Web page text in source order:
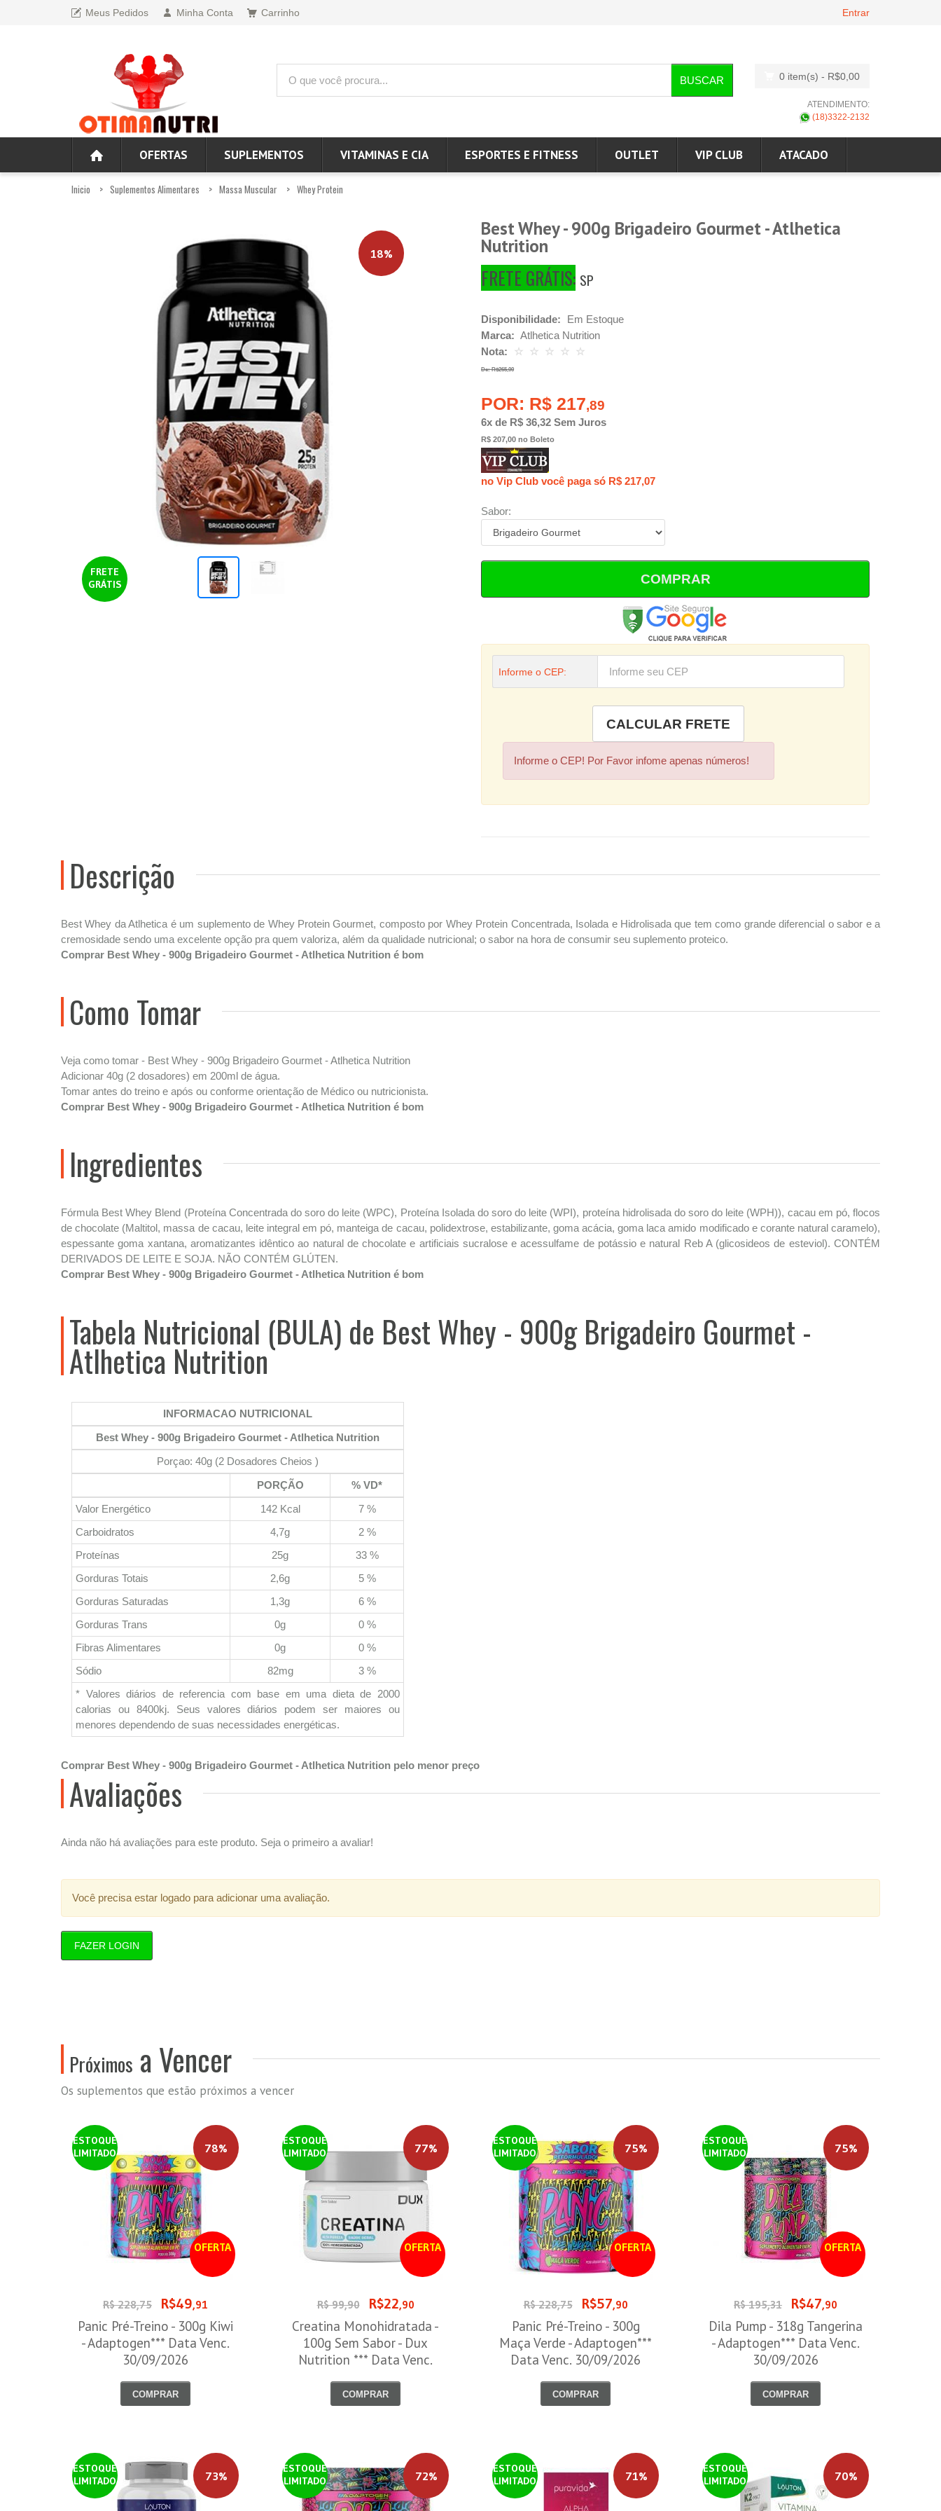
Meus Pedidos Minha Conta Carrinho Entrar
BUSCAR 0 item(s) - R$0,00
ATENDIMENTO:
(18)3322-2132
OFERTAS SUPLEMENTOS VITAMINAS E CIA ESPORTES E FITNESS OUTLET VIP CLUB ATACADO
Inicio Suplementos Alimentares Massa Muscular Whey Protein
18%
FRETE
GRÁTIS
Best Whey - 900g Brigadeiro Gourmet - Atlhetica
Nutrition
FRETE GRÁTIS: SP
Disponibilidade:
Em Estoque
Marca: Atlhetica Nutrition
Nota:
☆ ☆ ☆ ☆ ☆
De: R$265,00
POR: R$ 217,89
6x de R$ 36,32 Sem Juros
R$ 207,00 no Boleto
no Vip Club você paga só R$ 217,07
Sabor:
COMPRAR
Informe o CEP:
Informe o CEP! Por Favor infome apenas números!
Descrição
Best Whey da Atlhetica é um suplemento de Whey Protein Gourmet, composto por Whey Protein Concentrada, Isolada e Hidrolisada que tem como grande diferencial o sabor e a
cremosidade sendo uma excelente opção pra quem valoriza, além da qualidade nutricional; o sabor na hora de consumir seu suplemento proteico.
Comprar Best Whey - 900g Brigadeiro Gourmet - Atlhetica Nutrition é bom
Como Tomar
Veja como tomar - Best Whey - 900g Brigadeiro Gourmet - Atlhetica Nutrition
Adicionar 40g (2 dosadores) em 200ml de água.
Tomar antes do treino e após ou conforme orientação de Médico ou nutricionista.
Comprar Best Whey - 900g Brigadeiro Gourmet - Atlhetica Nutrition é bom
Ingredientes
Fórmula Best Whey Blend (Proteína Concentrada do soro do leite (WPC), Proteína Isolada do soro do leite (WPI), proteína hidrolisada do soro do leite (WPH)), cacau em pó, flocos
de chocolate (Maltitol, massa de cacau, leite integral em pó, manteiga de cacau, polidextrose, estabilizante, goma acácia, goma laca amido modificado e corante natural caramelo),
espessante goma xantana, aromatizantes idêntico ao natural de chocolate e artificiais sucralose e acessulfame de potássio e natural Reb A (glicosideos de esteviol). CONTÉM
DERIVADOS DE LEITE E SOJA. NÃO CONTÉM GLÚTEN.
Comprar Best Whey - 900g Brigadeiro Gourmet - Atlhetica Nutrition é bom
Tabela Nutricional (BULA) de Best Whey - 900g Brigadeiro Gourmet -
Atlhetica Nutrition
INFORMACAO NUTRICIONAL
Best Whey - 900g Brigadeiro Gourmet - Atlhetica Nutrition
Porçao: 40g (2 Dosadores Cheios )
PORÇÃO
% VD*
Valor Energético
142 Kcal
7 %
Carboidratos
4,7g
2 %
Proteínas
25g
33 %
Gorduras Totais
2,6g
5 %
Gorduras Saturadas
1,3g
6 %
Gorduras Trans
0g
0 %
Fibras Alimentares
0g
0 %
Sódio
82mg
3 %
* Valores diários de referencia com base em uma dieta de 2000
calorias ou 8400kj. Seus valores diários podem ser maiores ou
menores dependendo de suas necessidades energéticas.
Comprar Best Whey - 900g Brigadeiro Gourmet - Atlhetica Nutrition pelo menor preço
Avaliações
Ainda não há avaliações para este produto. Seja o primeiro a avaliar!
Você precisa estar logado para adicionar uma avaliação.
FAZER LOGIN
Próximos a Vencer
Os suplementos que estão próximos a vencer
ESTOQUE
LIMITADO
OFERTA
78%
R$ 228,75 R$49,91
Panic Pré-Treino - 300g Kiwi
- Adaptogen*** Data Venc.
30/09/2026
COMPRAR
ESTOQUE
LIMITADO
OFERTA
77%
R$ 99,90 R$22,90
Creatina Monohidratada -
100g Sem Sabor - Dux
Nutrition *** Data Venc.
COMPRAR
ESTOQUE
LIMITADO
OFERTA
75%
R$ 228,75 R$57,90
Panic Pré-Treino - 300g
Maça Verde - Adaptogen***
Data Venc. 30/09/2026
COMPRAR
ESTOQUE
LIMITADO
OFERTA
75%
R$ 195,31 R$47,90
Dila Pump - 318g Tangerina
- Adaptogen*** Data Venc.
30/09/2026
COMPRAR
ESTOQUE
LIMITADO
73%
ESTOQUE
LIMITADO
72%
ESTOQUE
LIMITADO
71%
ESTOQUE
LIMITADO
70%